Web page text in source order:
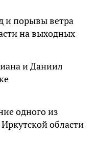
и порывы ветра
на выходных
и Даниил
одного из
области